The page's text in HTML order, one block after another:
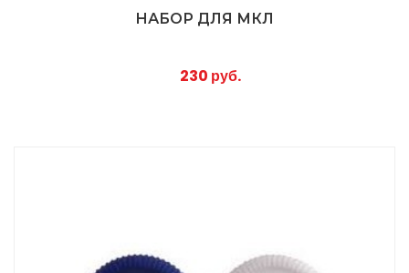
НАБОР ДЛЯ МКЛ
230 руб.